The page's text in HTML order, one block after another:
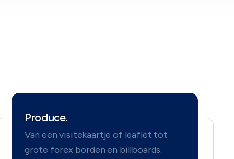
Produce.
Van een visitekaartje of leaflet tot
grote forex borden en billboards.